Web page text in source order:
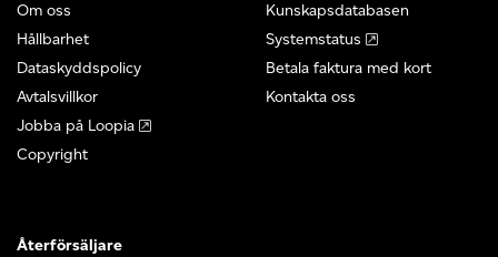
Om oss
Hållbarhet
Dataskyddspolicy
Avtalsvillkor
Jobba på Loopia
Copyright
Kunskapsdatabasen
Systemstatus
Betala faktura med kort
Kontakta oss
Återförsäljare